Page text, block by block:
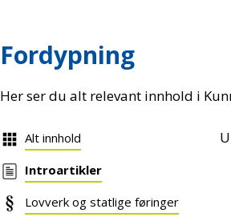
Fordypning
Her ser du alt relevant innhold i
Alt innhold
Introartikler
Lovverk og statlige føringer